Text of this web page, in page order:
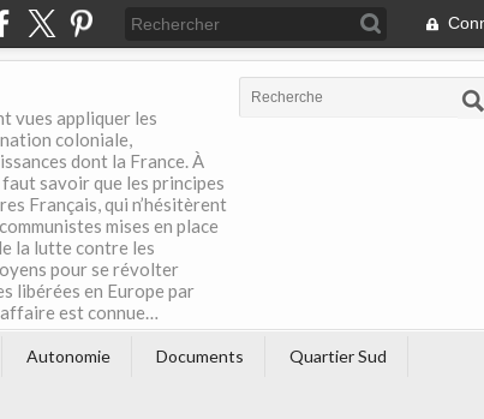
vues appliquer les
coloniale,
dont la France. À
savoir que les principes
Français, qui n’hésitèrent
mises en place
la lutte contre les
pour se révolter
libérées en Europe par
est connue…
Autonomie Documents
Quartier Sud